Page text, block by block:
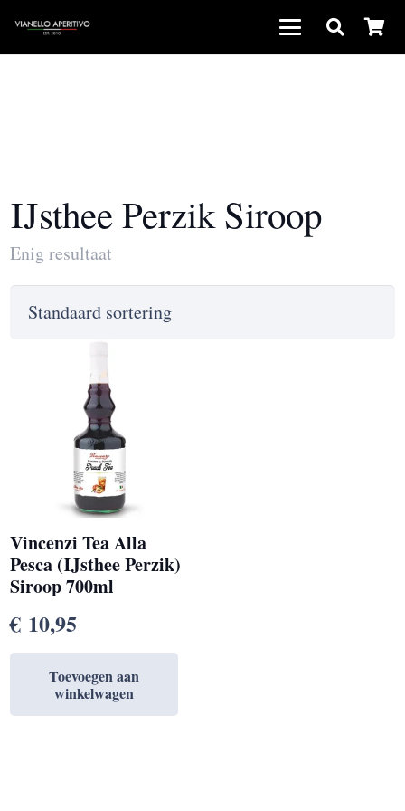
IJsthee Perzik Siroop
Enig resultaat
Vincenzi Tea Alla
Pesca (IJsthee Perzik)
Siroop 700ml
€ 10,95
Toevoegen aan
winkelwagen